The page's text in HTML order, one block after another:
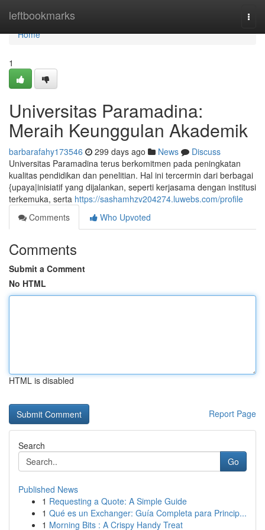
leftbookmarks
Home
Home
1
Universitas Paramadina:
Meraih Keunggulan Akademik
barbarafahy173546 299 days ago News
Discuss
Universitas Paramadina terus berkomitmen pada peningkatan
kualitas pendidikan dan penelitian. Hal ini tercermin dari berbagai
{upaya|inisiatif yang dijalankan, seperti kerjasama dengan institusi
terkemuka, serta https://sashamhzv204274.luwebs.com/profile
Comments
Who Upvoted
Comments
Submit a Comment
No HTML
HTML is disabled
Report Page
Search
Go
Published News
1 Requesting a Quote: A Simple Guide
1 Qué es un Exchanger: Guía Completa para Princip...
1 Morning Bits : A Crispy Handy Treat